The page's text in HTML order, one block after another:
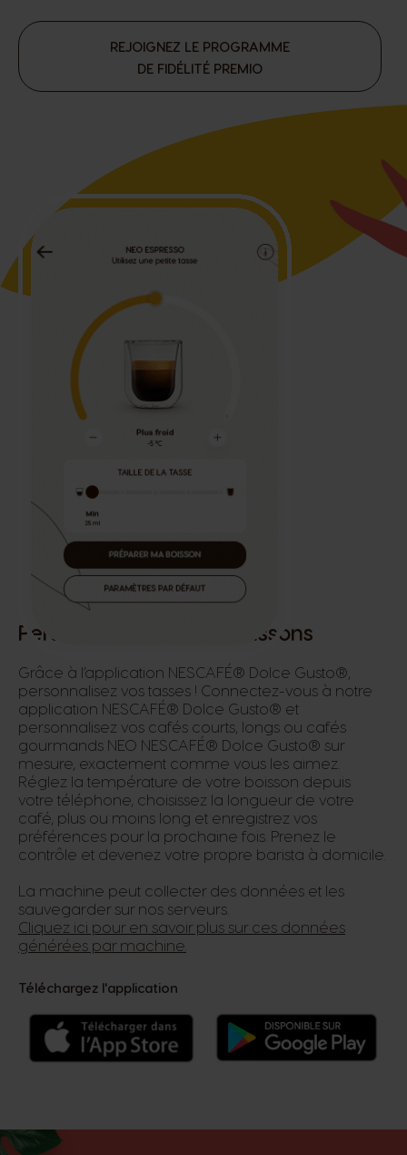
REJOIGNEZ LE PROGRAMME
DE FIDÉLITÉ PREMIO
Personnalisation des boissons
Grâce à l’application NESCAFÉ® Dolce Gusto®,
personnalisez vos tasses ! Connectez-vous à notre
application NESCAFÉ® Dolce Gusto® et
personnalisez vos cafés courts, longs ou cafés
gourmands NEO NESCAFÉ® Dolce Gusto® sur
mesure, exactement comme vous les aimez.
Réglez la température de votre boisson depuis
votre téléphone, choisissez la longueur de votre
café, plus ou moins long et enregistrez vos
préférences pour la prochaine fois. Prenez le
contrôle et devenez votre propre barista à domicile.
La machine peut collecter des données et les
sauvegarder sur nos serveurs.
Cliquez ici pour en savoir plus sur ces données
générées par machine.
Téléchargez l'application